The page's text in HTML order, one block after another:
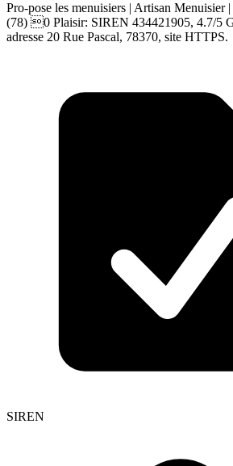
Pro-pose les menuisiers | Artisan Menuisier
(78) 0 Plaisir: SIREN 434421905, 4.7/5
adresse 20 Rue Pascal, 78370, site HTTPS.
SIREN